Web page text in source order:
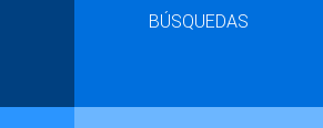
BÚSQUEDAS